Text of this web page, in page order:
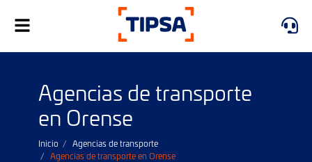
Alternar
navegación
Agencias de transporte
en Orense
Inicio
Agencias de transporte
Agencias de transporte en Orense